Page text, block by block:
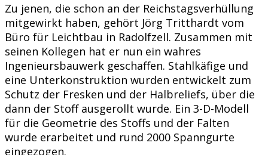
Zu jenen, die schon an der Reichstagsverhüllung
mitgewirkt haben, gehört Jörg Tritthardt vom
Büro für Leichtbau in Radolfzell. Zusammen mit
seinen Kollegen hat er nun ein wahres
Ingenieursbauwerk geschaffen. Stahlkäfige und
eine Unterkonstruktion wurden entwickelt zum
Schutz der Fresken und der Halbreliefs, über die
dann der Stoff ausgerollt wurde. Ein 3-D-Modell
für die Geometrie des Stoffs und der Falten
wurde erarbeitet und rund 2000 Spanngurte
eingezogen.